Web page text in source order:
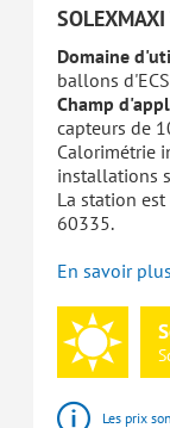
Domaine
ballons d'ECS
Champ
capteurs de
Calorimétrie
installations
La station
60335.
En savoir plus
Les prix